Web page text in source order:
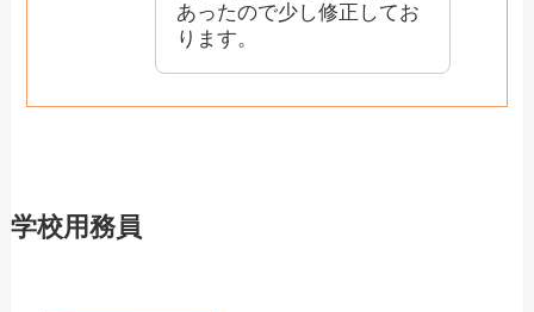
あったので少し修正してお
ります。
学校用務員